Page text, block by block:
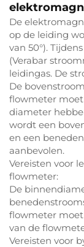
De
op de leiding
van 50°).
(Verabar
leidingas. De
De
flowmeter
diameter
wordt een
en een
aanbevolen.
Vereisten voor
flowmeter:
De
flowmeter
van de
Vereisten voor